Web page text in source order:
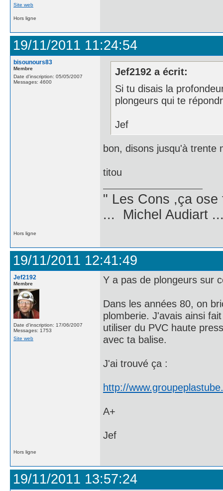
Site web
Hors ligne
19/11/2011 11:24:54
bisounours83
Membre
Date d'inscription: 05/05/2007
Messages: 4600
Jef2192 a écrit:
Si tu disais la
plongeurs qui te
Jef
bon, disons jusqu'à trente
titou
" Les Cons ,ça
... Michel Audiart
Hors ligne
19/11/2011 12:41:49
Jef2192
Membre
Date d'inscription: 17/06/2007
Messages: 1753
Site web
Y a pas de plongeurs sur
Dans les années 80, on
plomberie. J'avais ainsi
utiliser du PVC haute
avec ta balise.
J'ai trouvé ça :
http://
A+
Jef
Hors ligne
19/11/2011 13:57:24